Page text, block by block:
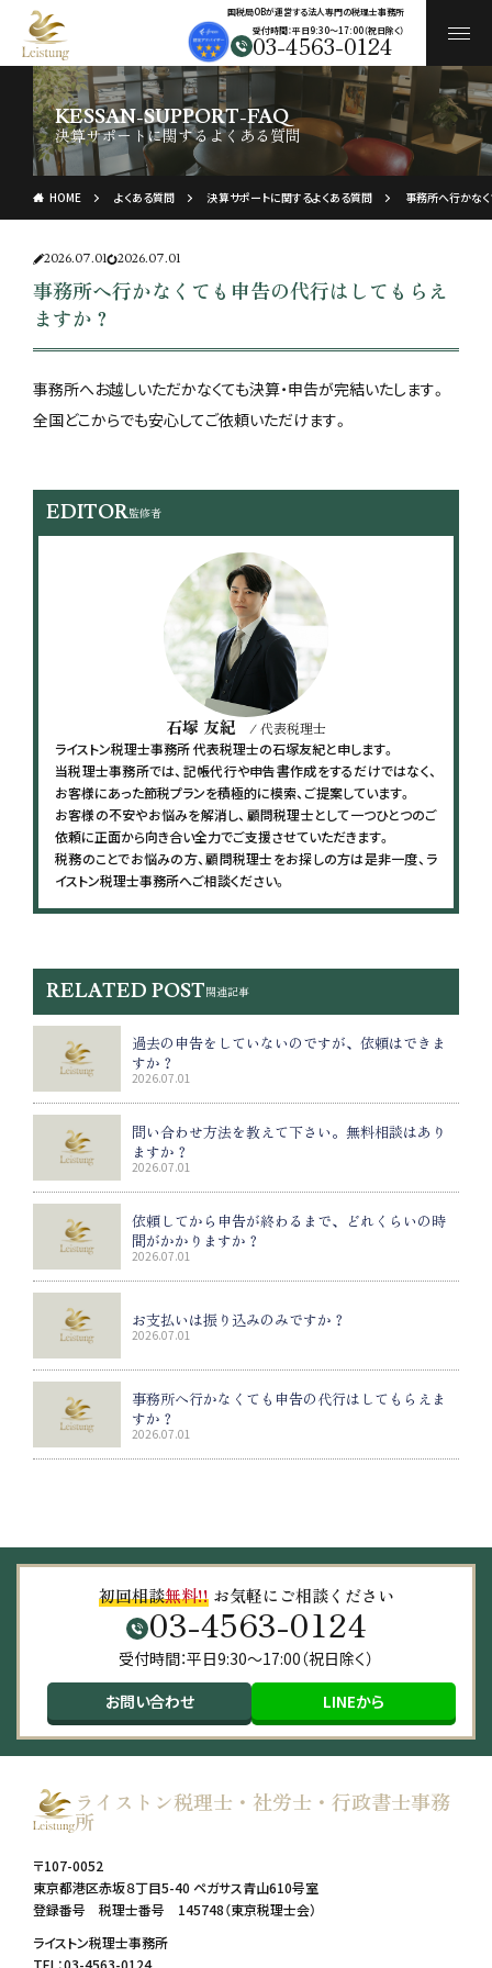
国税局OBが運営する法人専門の税理士事務所
受付時間：平日9:30〜17:00（祝日除く）
03-4563-0124
KESSAN-SUPPORT-FAQ
決算サポートに関するよくある質問
HOME よくある質問 決算サポートに関するよくある質問 事務所へ行かな
2026.07.01 2026.07.01
事務所へ行かなくても申告の代行はしてもらえ
ますか？
事務所へお越しいただかなくても決算・申告が完結いたします。
全国どこからでも安心してご依頼いただけます。
EDITOR監修者
石塚 友紀 / 代表税理士
ライストン税理士事務所 代表税理士の石塚友紀と申します。
当税理士事務所では、記帳代行や申告書作成をするだけではなく、
お客様にあった節税プランを積極的に模索、ご提案しています。
お客様の不安やお悩みを解消し、顧問税理士として一つひとつのご
依頼に正面から向き合い全力でご支援させていただきます。
税務のことでお悩みの方、顧問税理士をお探しの方は是非一度、ラ
イストン税理士事務所へご相談ください。
RELATED POST関連記事
過去の申告をしていないのですが、依頼はできま
すか？
2026.07.01
問い合わせ方法を教えて下さい。無料相談はあり
ますか？
2026.07.01
依頼してから申告が終わるまで、どれくらいの時
間がかかりますか？
2026.07.01
お支払いは振り込みのみですか？
2026.07.01
事務所へ行かなくても申告の代行はしてもらえま
すか？
2026.07.01
初回相談無料!!お気軽にご相談ください
03-4563-0124
受付時間：平日9:30～17:00（祝日除く）
お問い合わせ
LINEから
ライストン税理士・社労士・行政書士事務
所
〒107-0052
東京都港区赤坂８丁目5-40 ペガサス青山610号室
登録番号 税理士番号 145748（東京税理士会）
ライストン税理士事務所
TEL：03-4563-0124